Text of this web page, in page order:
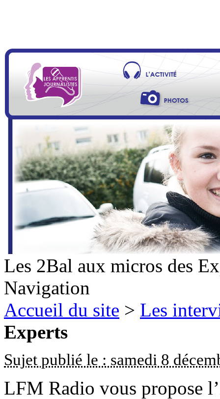
Les 2Bal aux micros des
Navigation
Accueil du site > Les
Experts
Sujet publié le : samedi 8
LFM Radio vous propose